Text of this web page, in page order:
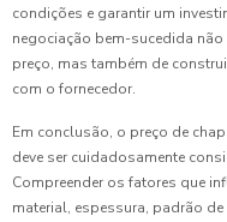
condições e garantir um
negociação bem-sucedida
preço, mas também de
com o fornecedor.
Em conclusão, o preço de
deve ser cuidadosamente
Compreender os fatores que
material, espessura, padrão